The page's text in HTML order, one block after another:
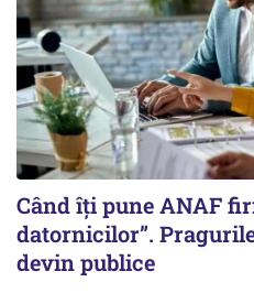
Când îți pune ANAF
datornicilor”.
devin publice